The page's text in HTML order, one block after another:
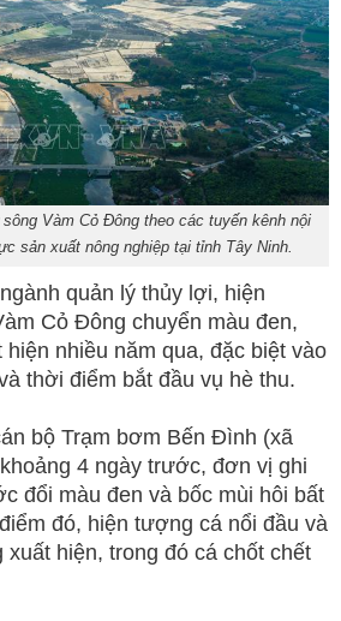
Vàm Cỏ Đông theo các tuyến kênh nội
sản xuất nông nghiệp tại tỉnh Tây Ninh.
quản lý thủy lợi, hiện
Cỏ Đông chuyển màu đen,
hiện nhiều năm qua, đặc biệt vào
thời điểm bắt đầu vụ hè thu.
bộ Trạm bơm Bến Đình (xã
4 ngày trước, đơn vị ghi
đổi màu đen và bốc mùi hôi bất
đó, hiện tượng cá nổi đầu và
xuất hiện, trong đó cá chốt chết